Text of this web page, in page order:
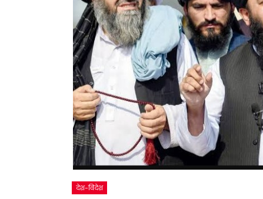
देश-विदेश